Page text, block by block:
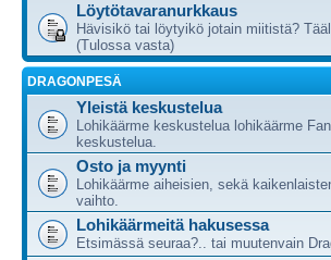
Löytötavaranurkkaus
Hävisikö tai löytyikö jotain miitistä?
(Tulossa vasta)
DRAGONPESÄ
Yleistä keskustelua
Lohikäärme keskustelua lohikäärme
keskustelua.
Osto ja myynti
Lohikäärme aiheisien, sekä
vaihto.
Lohikäärmeitä hakusessa
Etsimässä seuraa?.. tai muutenvain